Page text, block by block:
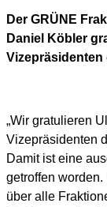
Der GRÜNE
Daniel Köbler
„Wir gratulieren
Vizepräsidenten
Damit ist eine
getroffen
über alle